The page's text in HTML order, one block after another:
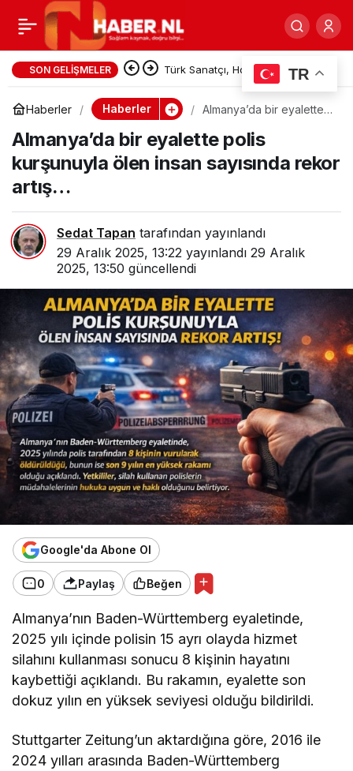
SON GELIŞMELER Türk Sanatçı, Hollanda’da
sergilenen Danimarkalı ressam
Lorck’un İstanbul Panoraması’nı
Millileştirdi
Haberler Haberler
Almanya’da bir eyalette
insan sayısında rekor
artış…
Almanya’da bir eyalette polis
kurşunuyla ölen insan sayısında rekor
artış…
Sedat Tapan tarafından yayınlandı
29 Aralık 2025, 13:22 yayınlandı 29 Aralık
2025, 13:50 güncellendi
Google'da Abone Ol
0 Paylaş Beğen
Almanya’nın Baden-Württemberg eyaletinde,
2025 yılı içinde polisin 15 ayrı olayda hizmet
silahını kullanması sonucu 8 kişinin hayatını
kaybettiği açıklandı. Bu rakamın, eyalette son
dokuz yılın en yüksek seviyesi olduğu bildirildi.
Stuttgarter Zeitung’un aktardığına göre, 2016 ile
2024 yılları arasında Baden-Württemberg
Lahey’de Müzik Gecesi
Olaylı Bitti: Polis
Kalabalığa Müdahale Etti
0 Paylaş
TR